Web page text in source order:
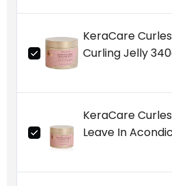
KeraCare
Curling Jelly
KeraCare
Leave In